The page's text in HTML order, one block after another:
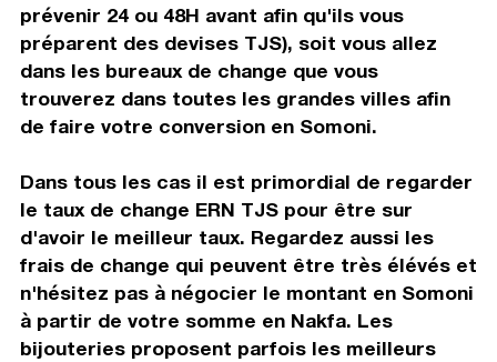
prévenir 24 ou 48H avant afin qu'ils vous
préparent des devises TJS), soit vous allez
dans les bureaux de change que vous
trouverez dans toutes les grandes villes afin
de faire votre conversion en Somoni.
Dans tous les cas il est primordial de regarder
le taux de change ERN TJS pour être sur
d'avoir le meilleur taux. Regardez aussi les
frais de change qui peuvent être très élévés et
n'hésitez pas à négocier le montant en Somoni
à partir de votre somme en Nakfa. Les
bijouteries proposent parfois les meilleurs